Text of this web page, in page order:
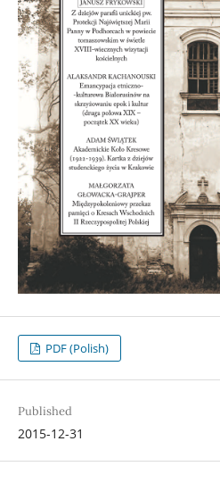
PDF (Polish)
Published
2015-12-31